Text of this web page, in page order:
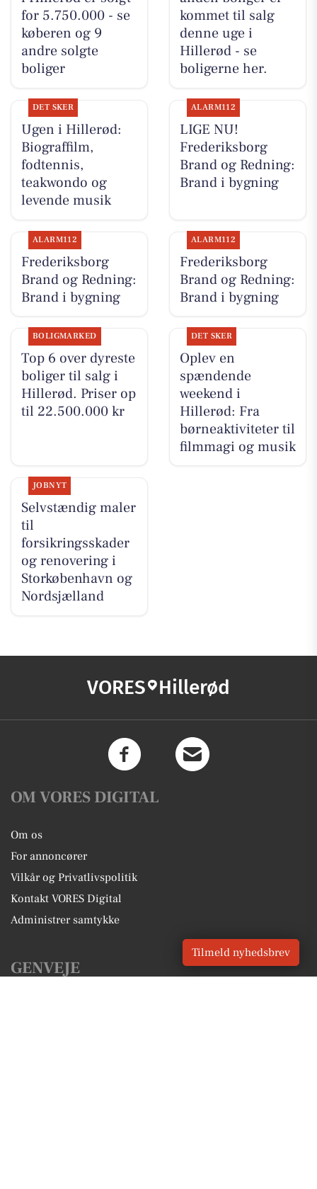
for 5.750.000 - se
køberen og 9
andre solgte
boliger
kommet til salg
denne uge i
Hillerød - se
boligerne her.
DET SKER
Ugen i Hillerød:
Biograffilm,
fodtennis,
teakwondo og
levende musik
ALARM112
LIGE NU!
Frederiksborg
Brand og Redning:
Brand i bygning
ALARM112
Frederiksborg
Brand og Redning:
Brand i bygning
ALARM112
Frederiksborg
Brand og Redning:
Brand i bygning
BOLIGMARKED
Top 6 over dyreste
boliger til salg i
Hillerød. Priser op
til 22.500.000 kr
DET SKER
Oplev en
spændende
weekend i
Hillerød: Fra
børneaktiviteter til
filmmagi og musik
JOBNYT
Selvstændig maler
til
forsikringsskader
og renovering i
Storkøbenhavn og
Nordsjælland
VORES Hillerød
OM VORES DIGITAL
Om os
For annoncører
Vilkår og Privatlivspolitik
Kontakt VORES Digital
Administrer samtykke
GENVEJE
Tilmeld nyhedsbrev